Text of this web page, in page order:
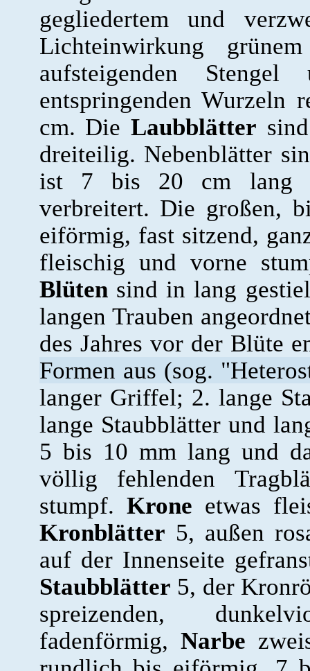
gegliedertem und
Lichteinwirkung
aufsteigenden
entspringenden
cm. DieLaubblätter
dreiteilig. Nebenblätter
ist 7 bis 20 cm lang
verbreitert. Die großen,
eiförmig, fast sitzend,
fleischig und vorne
Blütensind in lang
langen Trauben
des Jahres vor der Blüte
Formen aus (sog.
langer Griffel; 2. lange
lange Staubblätter und
5 bis 10 mm lang und
völlig fehlenden
stumpf. Krone etwas
Kronblätter 5, außen
auf der Innenseite
Staubblätter 5, der
spreizenden,
fadenförmig, Narbe